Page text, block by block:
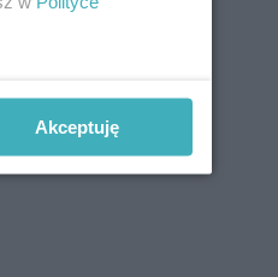
Akceptuję